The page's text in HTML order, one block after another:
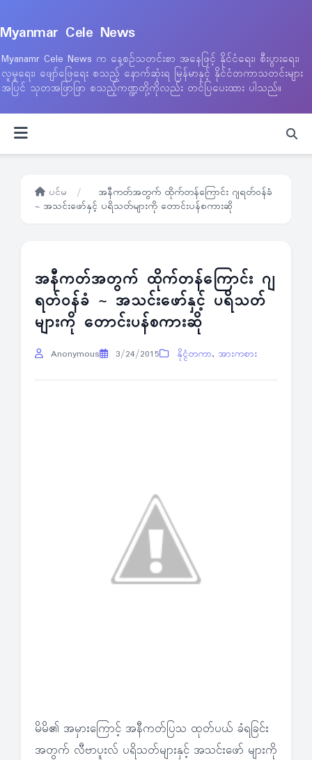
Myanmar Cele News
Myanamr Cele News က နေ့စဉ်သတင်းစာ အနေဖြင့် နိုင်ငံရေး၊ စီးပွားရေး၊
လူမှုရေး၊ ဖျော်ဖြေရေး စသည့် နောက်ဆုံးရ မြန်မာနှင့် နိုင်ငံတကာသတင်းများ
အပြင် သုတအဖြာဖြာ စသည့်ကဏ္ဍတို့ကိုလည်း တင်ပြပေးထား ပါသည်။
ပင်မ /
အနီကတ်အတွက် ထိုက်တန်ကြောင်း ဂျရတ်ဝန်ခံ
~ အသင်းဖော်နှင့် ပရိသတ်များကို တောင်းပန်စကားဆို
အနီကတ်အတွက် ထိုက်တန်ကြောင်း ဂျ
ရတ်ဝန်ခံ ~ အသင်းဖော်နှင့် ပရိသတ်
များကို တောင်းပန်စကားဆို
Anonymous 3/24/2015 နိုင္ငံတကာ, အားကစား
မိမိ၏ အမှားကြောင့် အနီကတ်ပြသ ထုတ်ပယ် ခံရခြင်း
အတွက် လီဗာပူးလ် ပရိသတ်များနှင့် အသင်းဖော် များကို